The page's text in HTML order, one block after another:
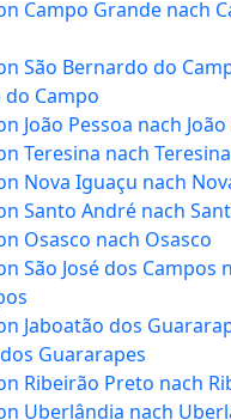
Campo Grande nach
São Bernardo do
Campo
João Pessoa nach João
Teresina nach Teresina
Nova Iguaçu nach
Santo André nach
Osasco nach Osasco
São José dos Campos
Jaboatão dos
Guararapes
Ribeirão Preto nach
Uberlândia nach